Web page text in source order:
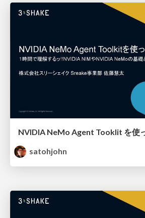
NVIDIA NeMo Agent Tooklit を使
satohjohn